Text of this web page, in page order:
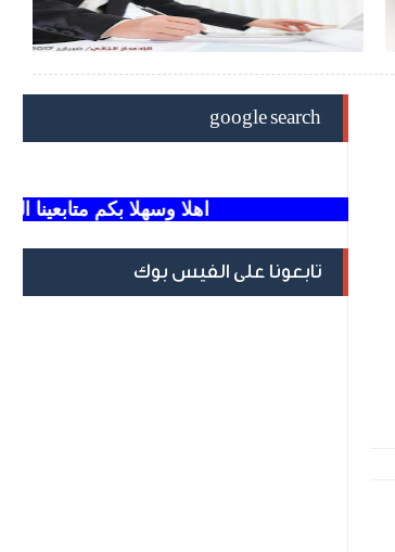
google search
اهلا وسهلا بكم
تابعونا على الفيس بوك